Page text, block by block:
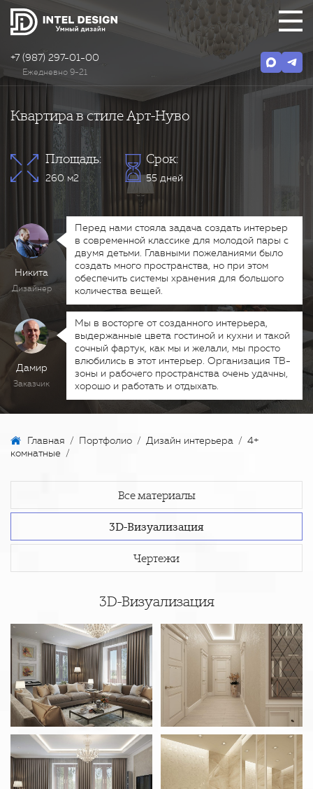
+7 (987) 297-01-00
Ежедневно 9-21
Квартира в стиле Арт-Нуво
Площадь:
260 м2
Срок:
55 дней
Никита
Дизайнер
Перед нами стояла задача создать интерьер
в современной классике для молодой пары с
двумя детьми. Главными пожеланиями было
создать много пространства, но при этом
обеспечить системы хранения для большого
количества вещей.
Дамир
Заказчик
Мы в восторге от созданного интерьера,
выдержанные цвета гостиной и кухни и такой
сочный фартук, как мы и желали, мы просто
влюбились в этот интерьер. Организация ТВ-
зоны и рабочего пространства очень удачны,
хорошо и работать и отдыхать.
Главная / Портфолио / Дизайн интерьера / 4+
комнатные /
Все материалы
3D-Визуализация
Чертежи
3D-Визуализация